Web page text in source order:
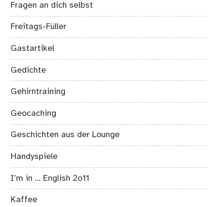
Fragen an dich selbst
Freitags-Füller
Gastartikel
Gedichte
Gehirntraining
Geocaching
Geschichten aus der Lounge
Handyspiele
I’m in … English 2o11
Kaffee